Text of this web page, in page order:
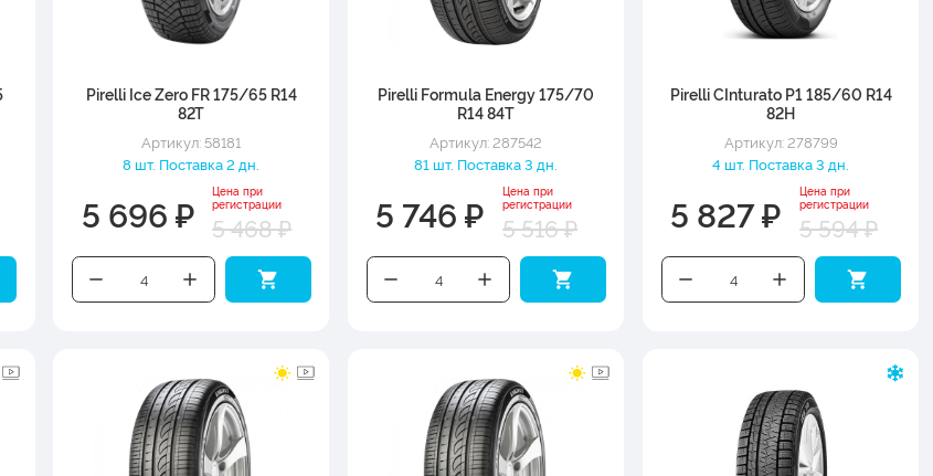
Pirelli Ice Zero FR 175/65 R14
82T
Артикул: 58181
8 шт. Поставка 2 дн.
5 696 ₽
Цена при
регистрации
5 468 ₽
Pirelli Formula Energy 175/70
R14 84T
Артикул: 287542
81 шт. Поставка 3 дн.
5 746 ₽
Цена при
регистрации
5 516 ₽
Pirelli CInturato P1 185/60 R14
82H
Артикул: 278799
4 шт. Поставка 3 дн.
5 827 ₽
Цена при
регистрации
5 594 ₽